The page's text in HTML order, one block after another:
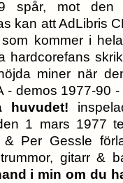
spår, mot den
kan att AdLibris
kommer i
hardcorefans
miner när
demos 1977-90
huvudet!
1 mars 1977
Per Gessle
gitarr &
i min om du